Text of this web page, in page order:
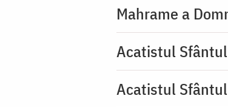
Mahrame a
Acatistul
Acatistul